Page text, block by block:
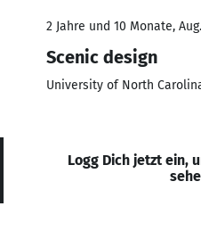
2 Jahre und 10 Monate,
Scenic design
University of North
Logg Dich jetzt ein,